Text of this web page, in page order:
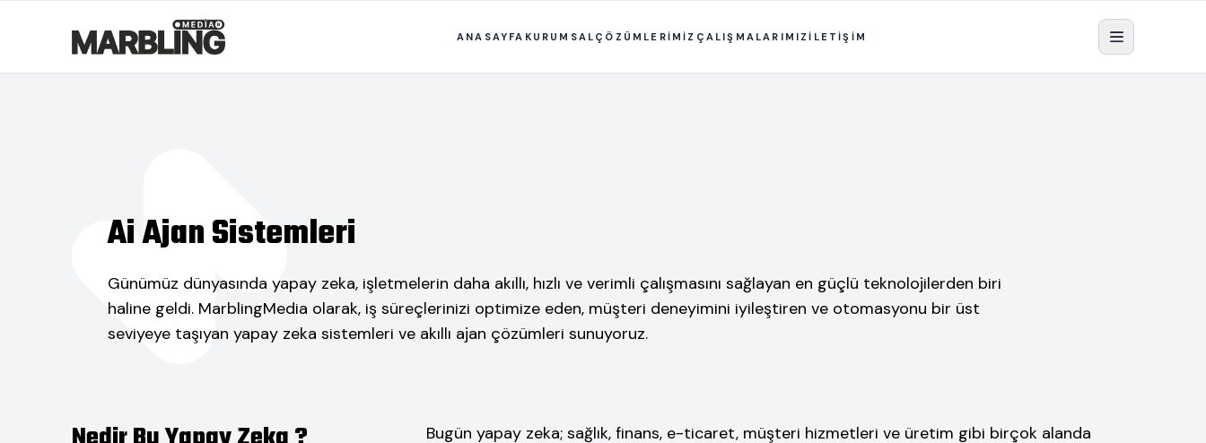
ANASAYFA KURUMSAL ÇÖZÜMLERİMİZ ÇALIŞMALARIMIZİLETİŞİM
Ai Ajan Sistemleri
Günümüz dünyasında yapay zeka, işletmelerin daha akıllı, hızlı ve verimli çalışmasını sağlayan en güçlü teknolojilerden biri
haline geldi. MarblingMedia olarak, iş süreçlerinizi optimize eden, müşteri deneyimini iyileştiren ve otomasyonu bir üst
seviyeye taşıyan yapay zeka sistemleri ve akıllı ajan çözümleri sunuyoruz.
Bugün yapay zeka; sağlık, finans, e-ticaret, müşteri hizmetleri ve üretim gibi birçok alanda